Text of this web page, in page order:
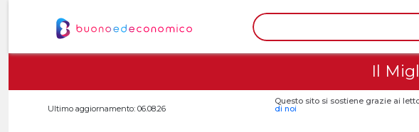
Il
Ultimo aggiornamento: 06.08.26
Questo sito si sostiene grazie ai
di noi